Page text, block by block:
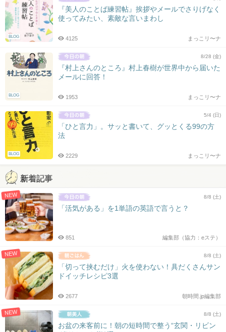
BLOG
『美人のことば練習帖』挨拶やメールでさりげなく
使ってみたい、素敵な言いまわし
まっこリ〜ナ
4125
BLOG
8/28 (金)
『村上さんのところ』村上春樹が世界中から届いた
メールに回答！
まっこリ〜ナ
1953
BLOG
5/4 (日)
「ひと言力」。サッと書いて、グッとくる99の方
法
まっこリ〜ナ
2229
新着記事
NEW 8/8 (土)
「活気がある」を1単語の英語で言うと？
編集部（協力：eステ）
851
NEW 8/8 (土)
「切って挟むだけ」火を使わない！具だくさんサン
ドイッチレシピ3選
朝時間.jp編集部
2677
NEW 8/8 (土)
お盆の来客前に！朝の短時間で整う“玄関・リビン